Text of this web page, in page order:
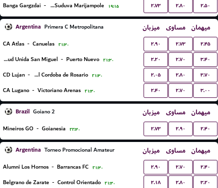
Banga Gargzdai - FK Suduva Marijampole ۱۹:۱۵ ۲.۷۳ ۲.۸۰ ۲.۵۰
Argentina Primera C Metropolitana میزبان مساوی میهمان
CA Atlas - Canuelas ۲۱:۳۰ ۲.۹۰ ۲.۷۳ ۲.۴۵
Juventud Unida San Miguel - Puerto Nuevo ۲۱:۳۰ ۲.۲۰ ۲.۷۰ ۳.۴۰
CD Lujan - Central Cordoba de Rosario ۲۱:۳۰ ۲.۰۵ ۲.۸۰ ۳.۷۰
CA Lugano - Victoriano Arenas ۲۱:۳۰ ۲.۴۰ ۲.۷۰ ۳.۰۰
Brazil Goiano 2 میزبان مساوی میهمان
Mineiros GO - Goianesia ۲۲:۳۰ ۲.۷۳ ۲.۹۰ ۲.۴۰
Argentina Torneo Promocional Amateur میزبان مساوی میهمان
Alumni Los Hornos - Barrancas FC ۲۱:۳۰ ۲.۹۰ ۲.۷۰ ۲.۴۰
Belgrano de Zarate - Control Orientado ۲۱:۳۰ ۲.۱۸ ۲.۸۰ ۳.۲۰